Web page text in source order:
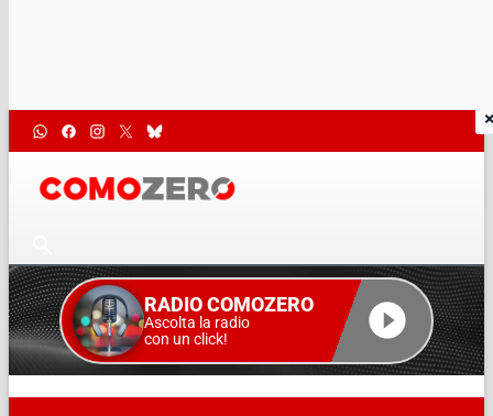
RADIO COMOZERO
Ascolta la radio
con un click!